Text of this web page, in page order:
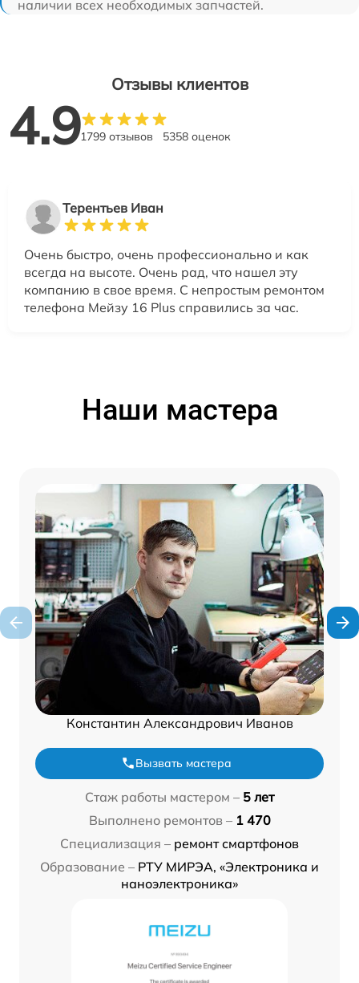
наличии всех необходимых запчастей.
Отзывы клиентов
4.91799 отзывов 5358 оценок
Терентьев Иван
Очень быстро, очень профессионально и как
всегда на высоте. Очень рад, что нашел эту
компанию в свое время. С непростым ремонтом
телефона Мейзу 16 Plus справились за час.
Наши мастера
Константин Александрович Иванов
Вызвать мастера
Стаж работы мастером – 5 лет
Выполнено ремонтов – 1 470
Специализация – ремонт смартфонов
Образование – РТУ МИРЭА, «Электроника и
наноэлектроника»